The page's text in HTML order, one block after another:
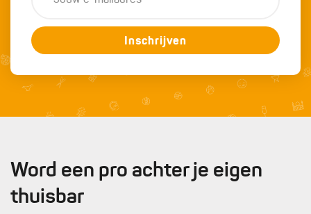
Inschrijven
Word een pro achter je eigen
thuisbar